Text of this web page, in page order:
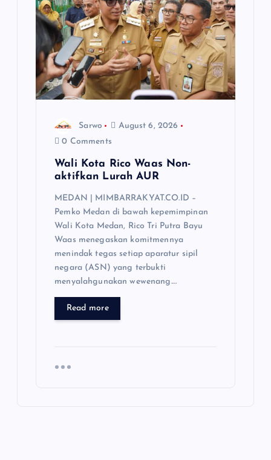
Sarwo
August 6, 2026
0 Comments
Wali Kota Rico Waas Non-
aktifkan Lurah AUR
MEDAN | MIMBARRAKYAT.CO.ID –
Pemko Medan di bawah kepemimpinan
Wali Kota Medan, Rico Tri Putra Bayu
Waas menegaskan komitmennya
menindak tegas setiap aparatur sipil
negara (ASN) yang terbukti
menyalahgunakan wewenang.…
Read more